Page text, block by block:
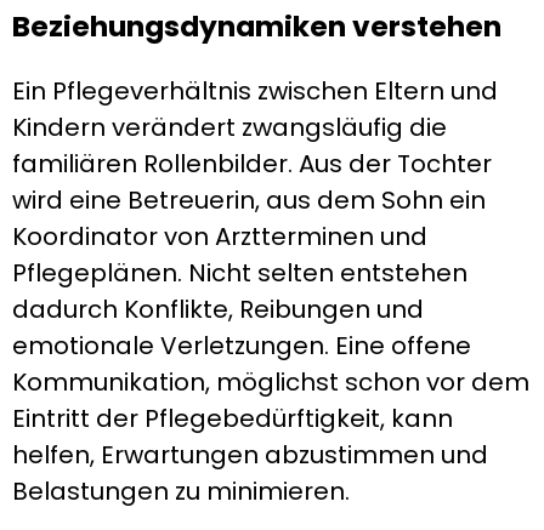
Beziehungsdynamiken verstehen
Ein Pflegeverhältnis zwischen Eltern und
Kindern verändert zwangsläufig die
familiären Rollenbilder. Aus der Tochter
wird eine Betreuerin, aus dem Sohn ein
Koordinator von Arztterminen und
Pflegeplänen. Nicht selten entstehen
dadurch Konflikte, Reibungen und
emotionale Verletzungen. Eine offene
Kommunikation, möglichst schon vor dem
Eintritt der Pflegebedürftigkeit, kann
helfen, Erwartungen abzustimmen und
Belastungen zu minimieren.